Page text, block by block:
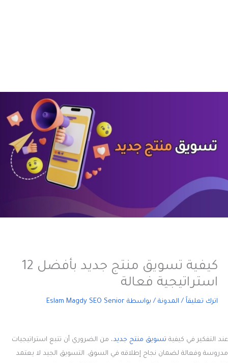
كيفية تسويق منتج جديد بأفضل 12
استراتيجية فعالة
اترك تعليقاً / المدونة / بواسطة Eslam Magdy SEO Senior
عند التفكير في كيفية تسويق منتج جديد، من الضروري أن تتبع استراتيجيات
مدروسة وفعالة لضمان نجاح إطلاقه في السوق. التسويق الجيد لا يعتمد